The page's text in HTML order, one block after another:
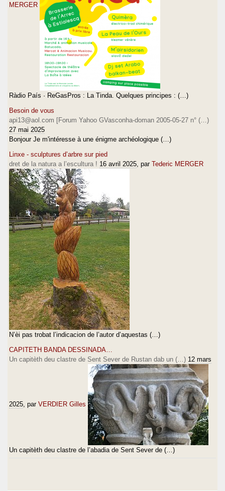
MERGER
Ràdio País · ReGasPros : La Tinda. Quelques principes : (…)
Besoin de vous
api13@aol.com [Forum Yahoo GVasconha-doman 2005-05-27 n° (…)
27 mai 2025
Bonjour Je m'intéresse à une énigme archéologique (…)
Linxe - sculptures d’arbre sur pied
dret de la natura a l’escultura ! 16 avril 2025 , par Tederic MERGER
N’èi pas trobat l’indicacion de l’autor d’aquestas (…)
CAPITETH BANDA DESSINADA…
Un capitèth deu clastre de Sent Sever de Rustan dab un (…) 12 mars
2025 , par VERDIER Gilles
Un capitèth deu clastre de l’abadia de Sent Sever de (…)